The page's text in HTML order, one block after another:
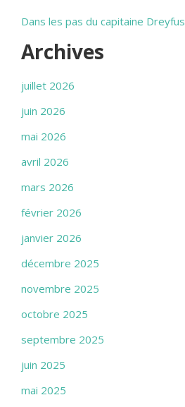
Dans les pas du capitaine Dreyfus
Archives
juillet 2026
juin 2026
mai 2026
avril 2026
mars 2026
février 2026
janvier 2026
décembre 2025
novembre 2025
octobre 2025
septembre 2025
juin 2025
mai 2025